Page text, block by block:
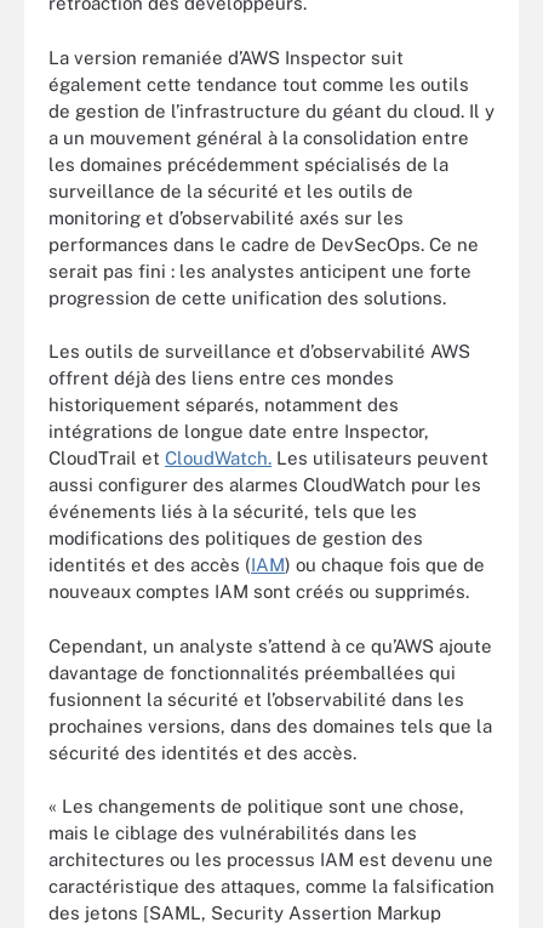
La version remaniée d’AWS Inspector suit
également cette tendance tout comme les outils
de gestion de l’infrastructure du géant du cloud. Il y
a un mouvement général à la consolidation entre
les domaines précédemment spécialisés de la
surveillance de la sécurité et les outils de
monitoring et d’observabilité axés sur les
performances dans le cadre de DevSecOps. Ce ne
serait pas fini : les analystes anticipent une forte
progression de cette unification des solutions.
Les outils de surveillance et d’observabilité AWS
offrent déjà des liens entre ces mondes
historiquement séparés, notamment des
intégrations de longue date entre Inspector,
CloudTrail et CloudWatch. Les utilisateurs peuvent
aussi configurer des alarmes CloudWatch pour les
événements liés à la sécurité, tels que les
modifications des politiques de gestion des
identités et des accès (IAM) ou chaque fois que de
nouveaux comptes IAM sont créés ou supprimés.
Cependant, un analyste s’attend à ce qu’AWS ajoute
davantage de fonctionnalités préemballées qui
fusionnent la sécurité et l’observabilité dans les
prochaines versions, dans des domaines tels que la
sécurité des identités et des accès.
« Les changements de politique sont une chose,
mais le ciblage des vulnérabilités dans les
architectures ou les processus IAM est devenu une
caractéristique des attaques, comme la falsification
des jetons [SAML, Security Assertion Markup